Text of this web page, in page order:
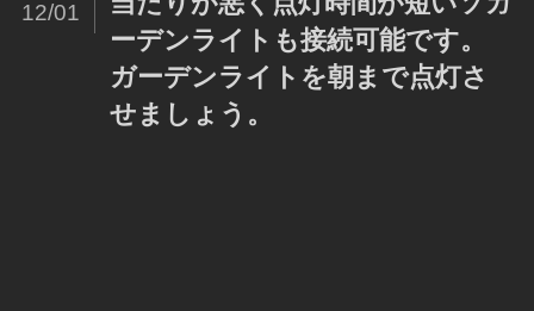
ーデンライトも接続可能です。
ガーデンライトを朝まで点灯さ
せましょう。
12/01